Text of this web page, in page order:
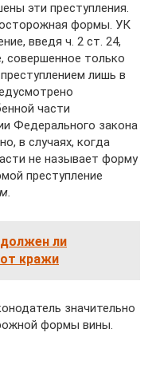
эти преступления.
формы. УК
введя ч. 2 ст. 24,
совершенное только
лишь в
части
Федерального закона
в случаях, когда
не называет форму
преступление
ли
кражи
значительно
формы вины.